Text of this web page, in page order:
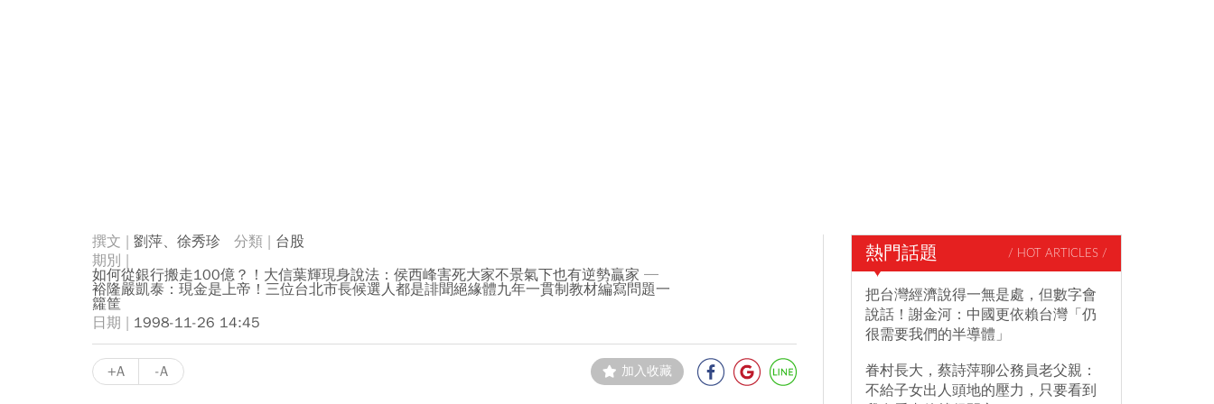
劉萍、徐秀珍
台股
如何從銀行搬走100億？！大信葉輝現身說法：侯西峰害死大家不景氣下也有逆勢贏家 ─
裕隆嚴凱泰：現金是上帝！三位台北市長候選人都是誹聞絕緣體九年一貫制教材編寫問題一
籮筐
1998-11-26 14:45
+A -A 加入收藏
熱門話題 / HOT ARTICLES /
把台灣經濟說得一無是處，但數字會
說話！謝金河：中國更依賴台灣「仍
很需要我們的半導體」
眷村長大，蔡詩萍聊公務員老父親：
不給子女出人頭地的壓力，只要看到